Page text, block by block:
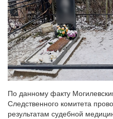
По данному факту
Следственного комитета
результатам судебной